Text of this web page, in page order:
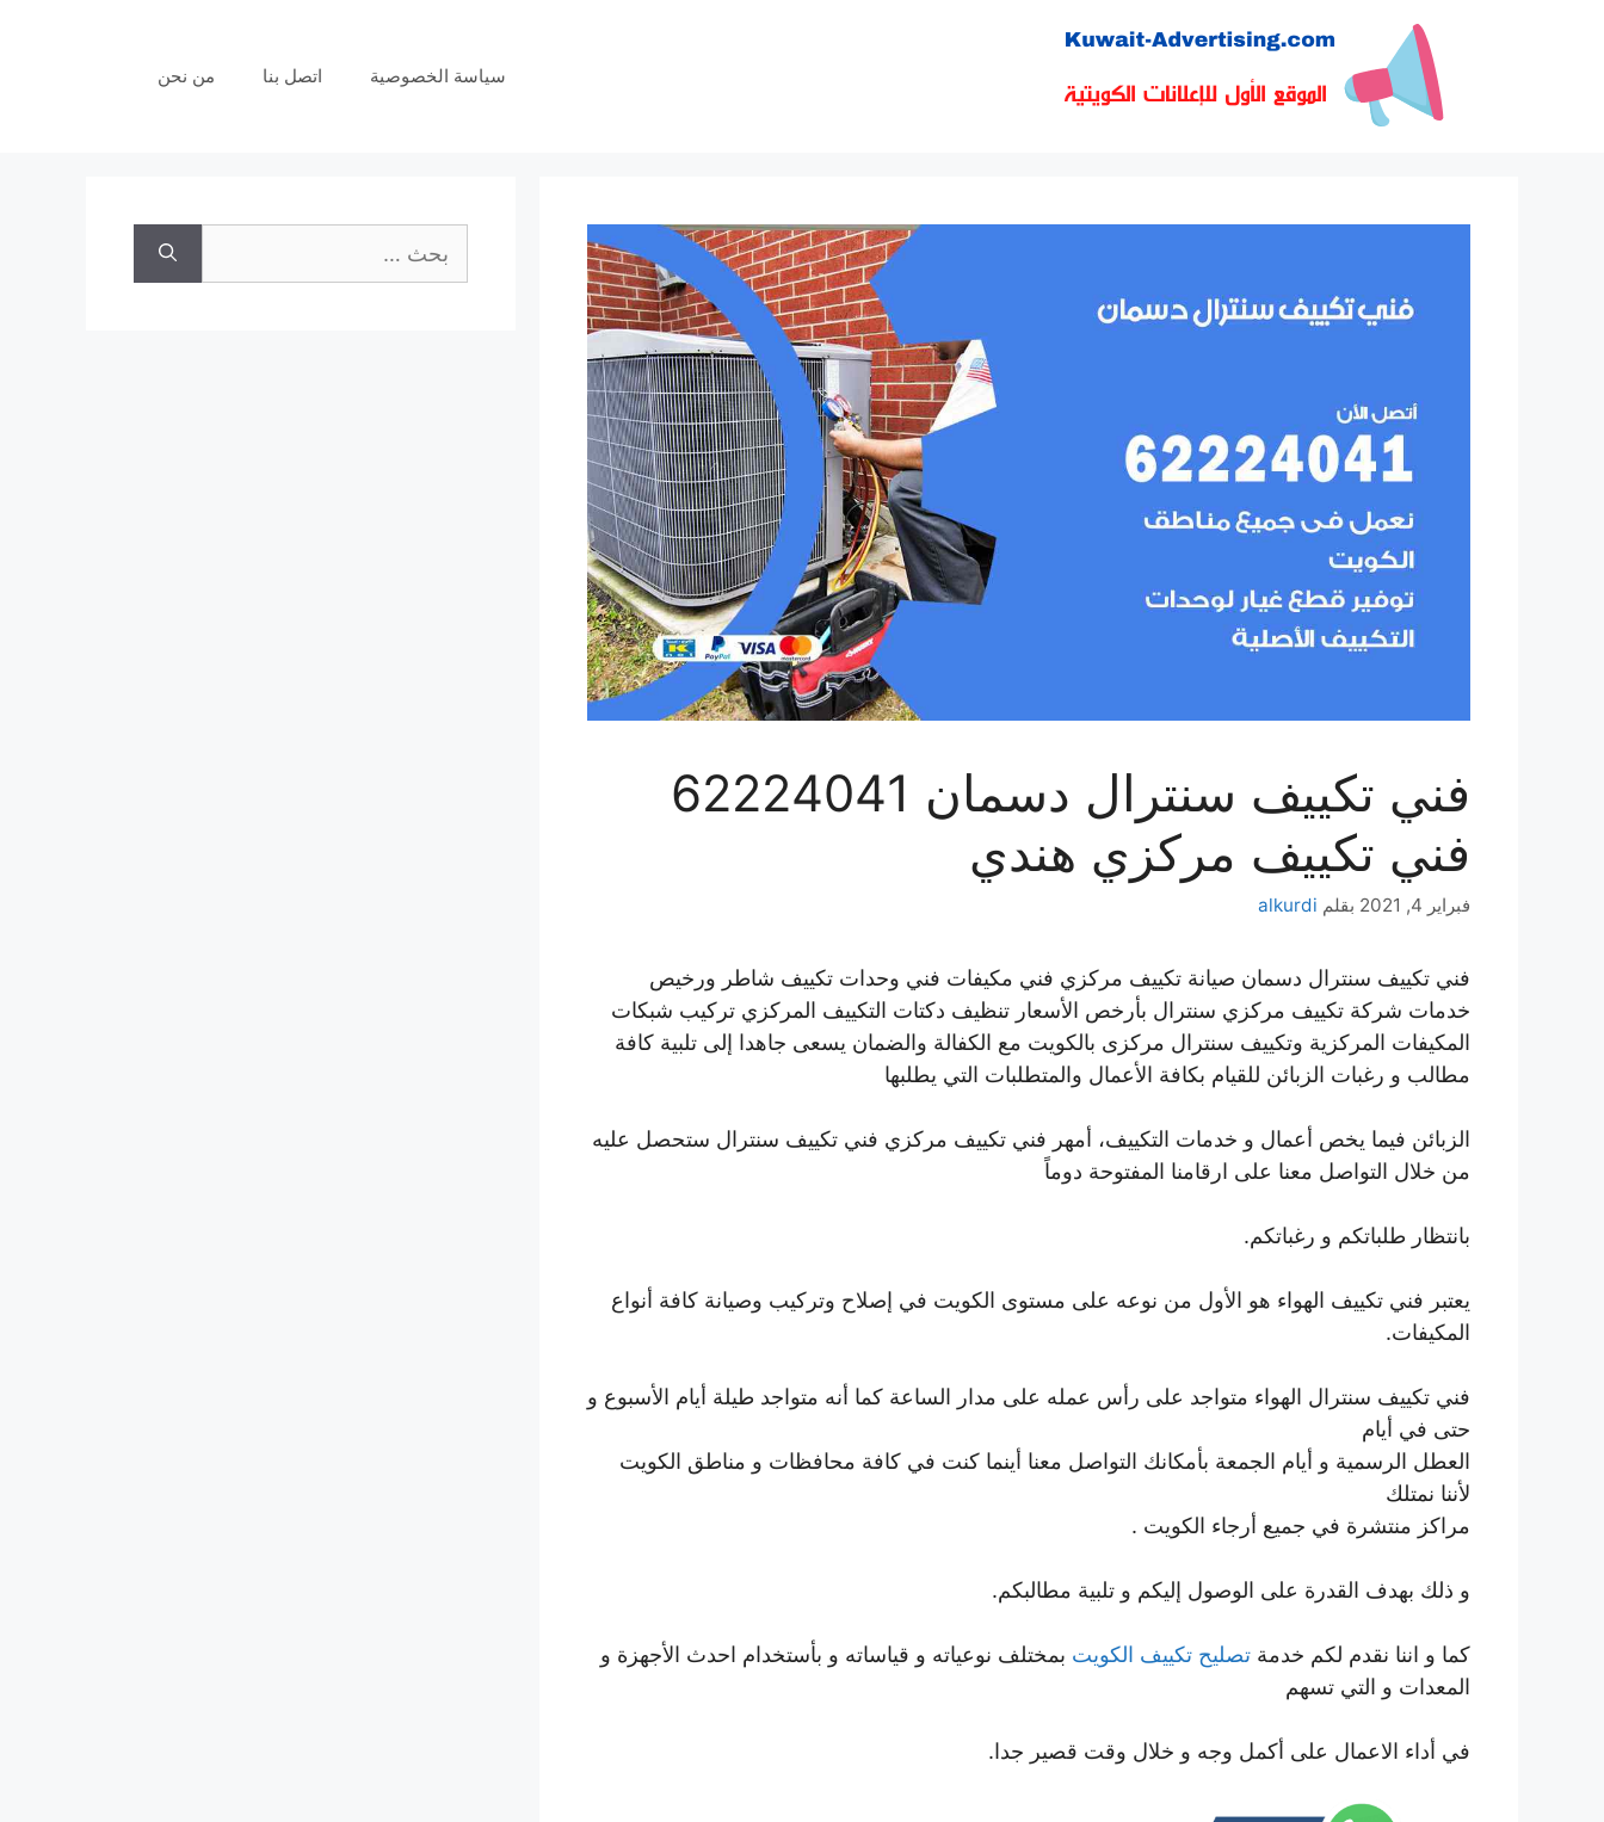
سياسة الخصوصية اتصل بنا من نحن
فني تكييف سنترال دسمان 62224041
فني تكييف مركزي هندي
فبراير 4, 2021 بقلم alkurdi
فني تكييف سنترال دسمان صيانة تكييف مركزي فني مكيفات فني وحدات تكييف شاطر ورخيص
خدمات شركة تكييف مركزي سنترال بأرخص الأسعار تنظيف دكتات التكييف المركزي تركيب شبكات
المكيفات المركزية وتكييف سنترال مركزى بالكويت مع الكفالة والضمان يسعى جاهدا إلى تلبية كافة
مطالب و رغبات الزبائن للقيام بكافة الأعمال والمتطلبات التي يطلبها
الزبائن فيما يخص أعمال و خدمات التكييف، أمهر فني تكييف مركزي فني تكييف سنترال ستحصل عليه
من خلال التواصل معنا على ارقامنا المفتوحة دوماً
بانتظار طلباتكم و رغباتكم.
يعتبر فني تكييف الهواء هو الأول من نوعه على مستوى الكويت في إصلاح وتركيب وصيانة كافة أنواع
المكيفات.
فني تكييف سنترال الهواء متواجد على رأس عمله على مدار الساعة كما أنه متواجد طيلة أيام الأسبوع و
حتى في أيام
العطل الرسمية و أيام الجمعة بأمكانك التواصل معنا أينما كنت في كافة محافظات و مناطق الكويت
لأننا نمتلك
مراكز منتشرة في جميع أرجاء الكويت .
و ذلك بهدف القدرة على الوصول إليكم و تلبية مطالبكم.
كما و اننا نقدم لكم خدمة تصليح تكييف الكويت بمختلف نوعياته و قياساته و بأستخدام احدث الأجهزة و
المعدات و التي تسهم
في أداء الاعمال على أكمل وجه و خلال وقت قصير جدا.
عن: